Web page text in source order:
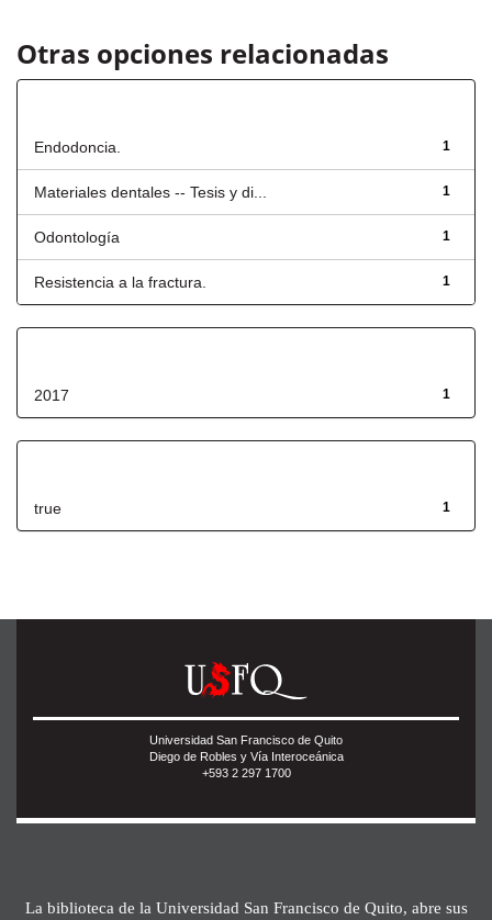
Otras opciones relacionadas
1
Endodoncia.
1
Materiales dentales -- Tesis y di...
1
Odontología
1
Resistencia a la fractura.
1
2017
1
true
Universidad San Francisco de Quito
Diego de Robles y Vía Interoceánica
+593 2 297 1700
La biblioteca de la Universidad San Francisco de Quito, abre sus